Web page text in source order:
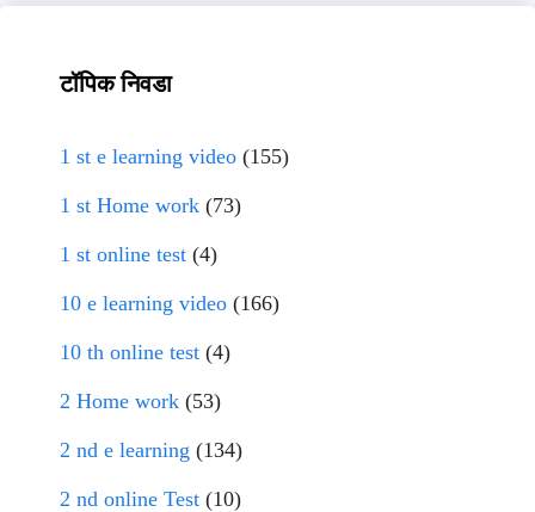
टॉपिक निवडा
1 st e learning video (155)
1 st Home work (73)
1 st online test (4)
10 e learning video (166)
10 th online test (4)
2 Home work (53)
2 nd e learning (134)
2 nd online Test (10)